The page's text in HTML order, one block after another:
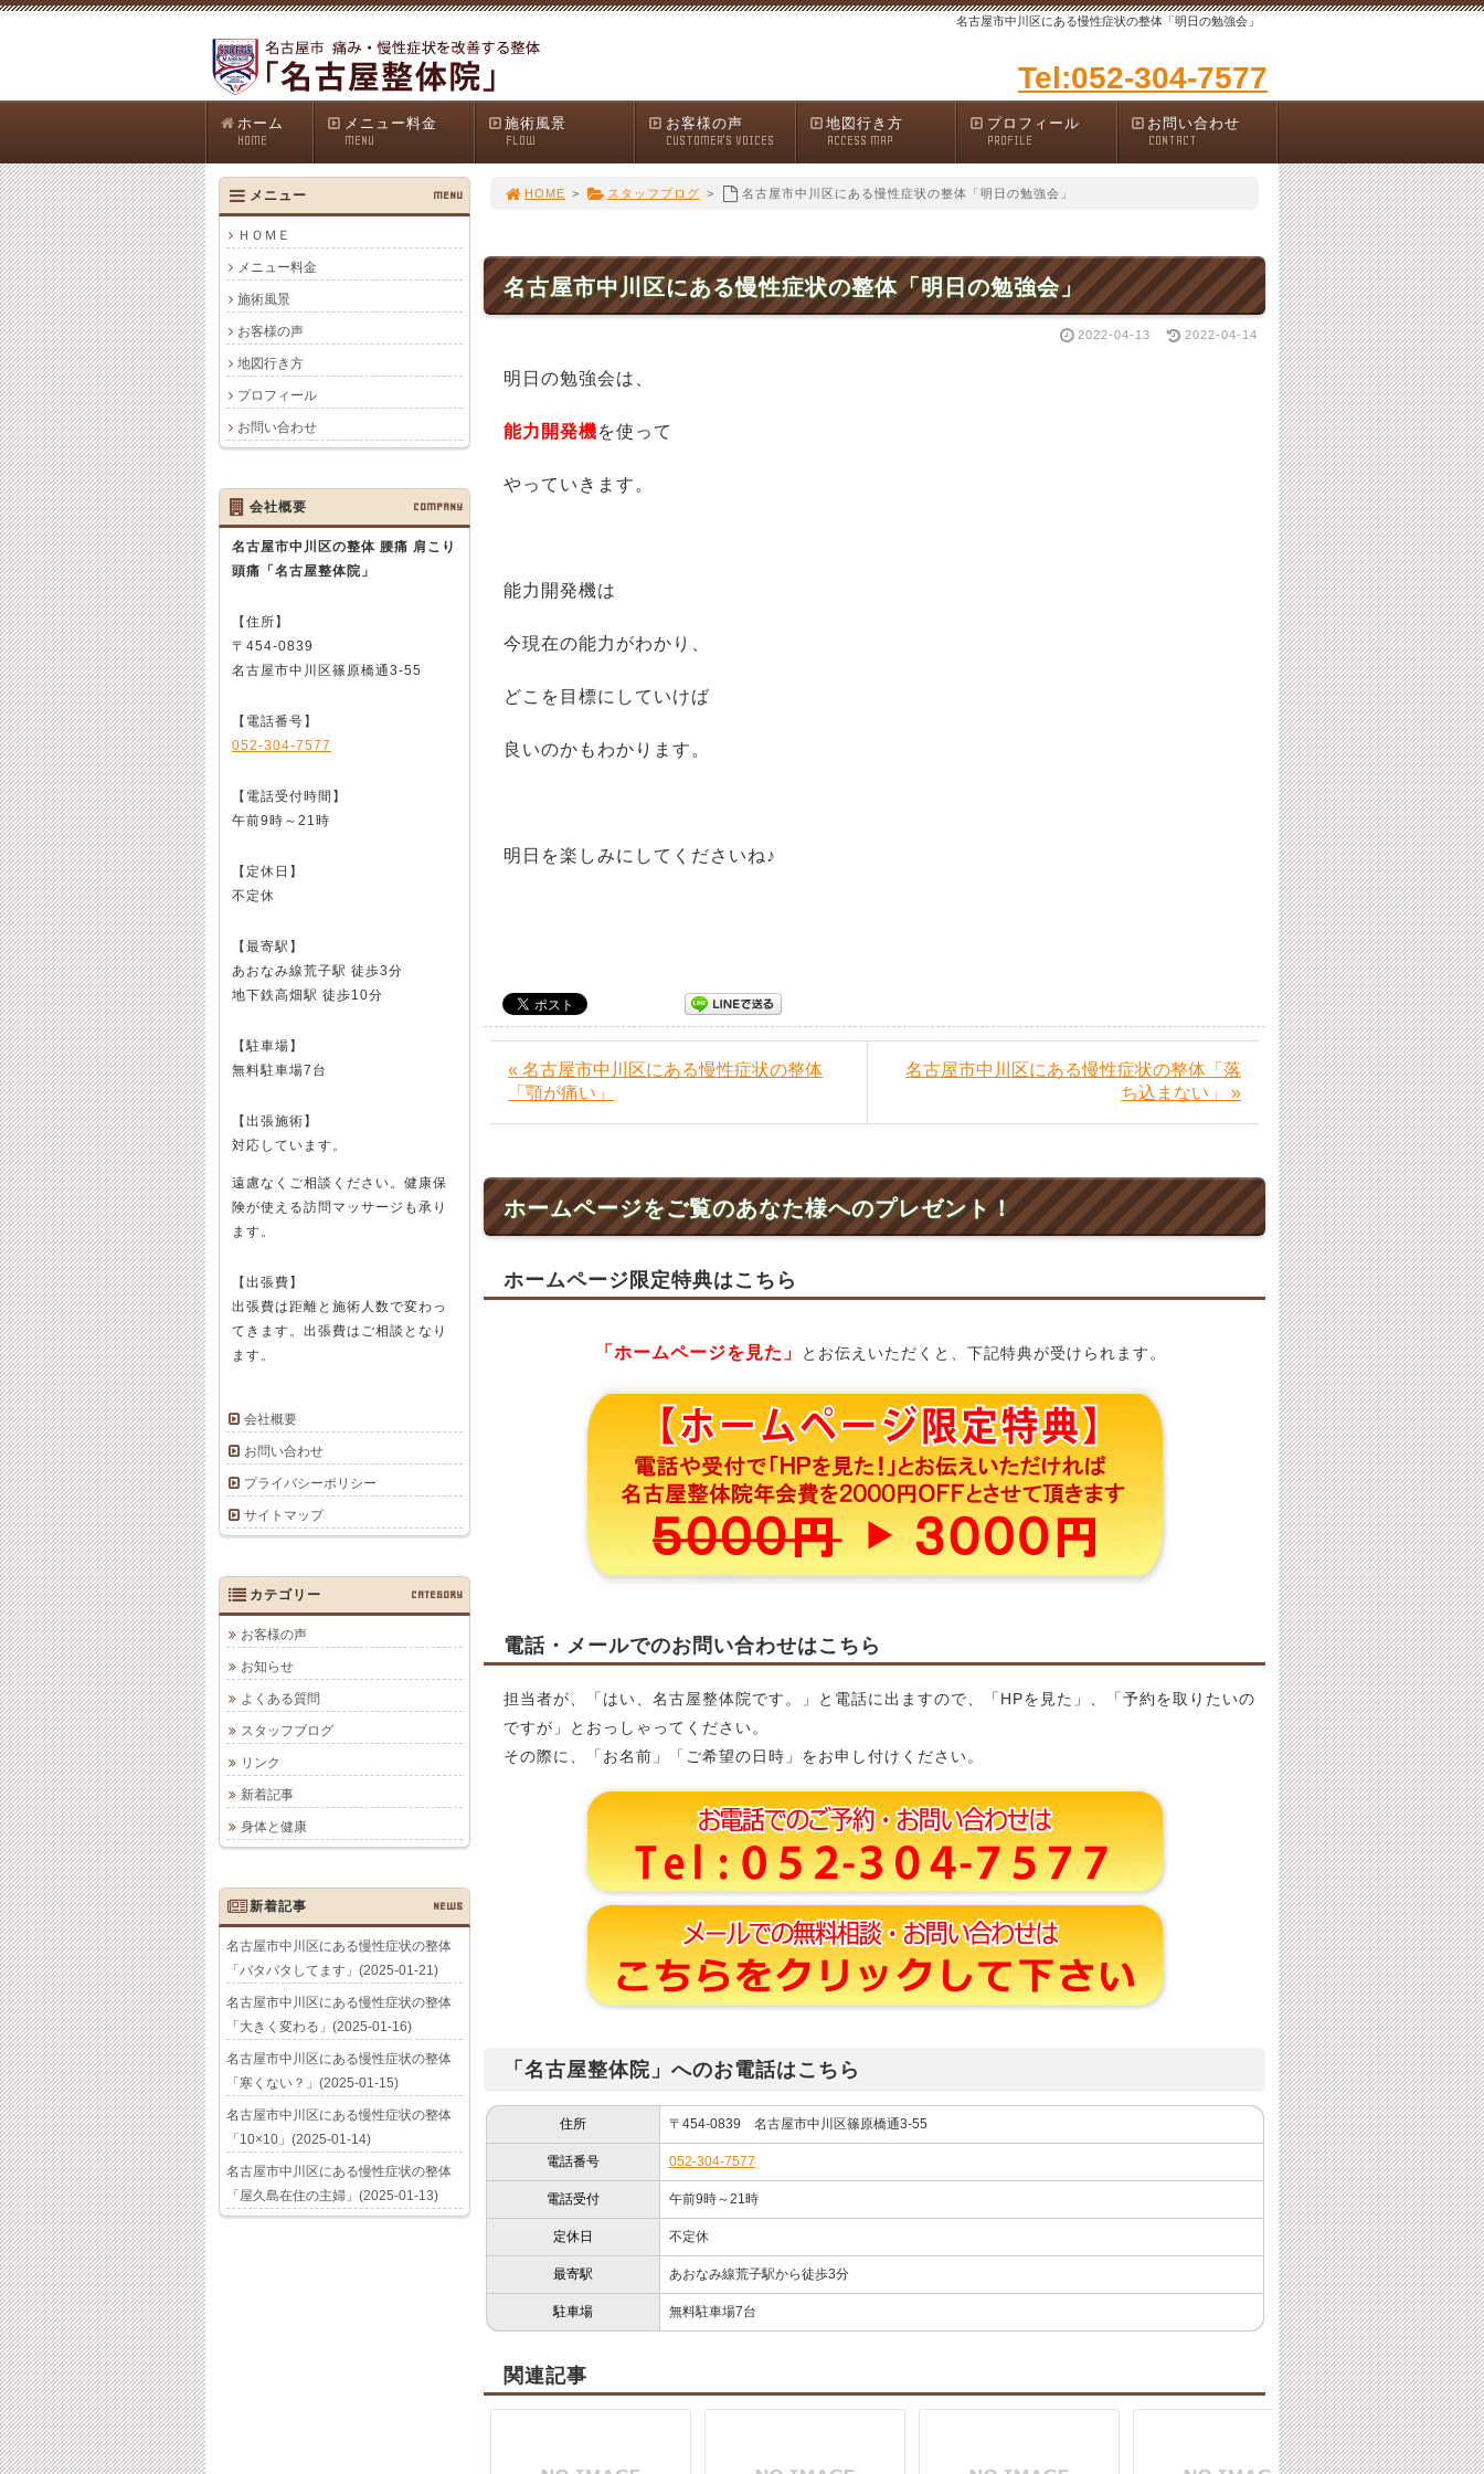
名古屋市中川区にある慢性症状の整体「明日の勉強会」
Tel:052-304-7577
ホーム
HOME
メニュー料金
MENU
施術風景
FLOW
お客様の声
CUSTOMER'S VOICES
地図行き方
ACCESS MAP
プロフィール
PROFILE
お問い合わせ
CONTACT
HOME > スタッフブログ > 名古屋市中川区にある慢性症状の整体「明日の勉強会」
名古屋市中川区にある慢性症状の整体「明日の勉強会」
2022-04-13 2022-04-14
明日の勉強会は、
能力開発機を使って
やっていきます。
能力開発機は
今現在の能力がわかり、
どこを目標にしていけば
良いのかもわかります。
明日を楽しみにしてくださいね♪
« 名古屋市中川区にある慢性症状の整体
「顎が痛い」
名古屋市中川区にある慢性症状の整体「落
ち込まない」 »
ホームページをご覧のあなた様へのプレゼント！
ホームページ限定特典はこちら
「ホームページを見た」 とお伝えいただくと、下記特典が受けられます。
電話・メールでのお問い合わせはこちら
担当者が、「はい、名古屋整体院です。」と電話に出ますので、「HPを見た」、「予約を取りたいの
ですが」とおっしゃってください。
その際に、「お名前」「ご希望の日時」をお申し付けください。
「名古屋整体院」へのお電話はこちら
住所 〒454-0839 名古屋市中川区篠原橋通3-55
電話番号 052-304-7577
電話受付 午前9時～21時
定休日 不定休
最寄駅 あおなみ線荒子駅から徒歩3分
駐車場 無料駐車場7台
関連記事
メニュー MENU
ＨＯＭＥ
メニュー料金
施術風景
お客様の声
地図行き方
プロフィール
お問い合わせ
会社概要 COMPANY
名古屋市中川区の整体 腰痛 肩こり
頭痛 「名古屋整体院」
【住所】
〒454-0839
名古屋市中川区篠原橋通3-55
【電話番号】
052-304-7577
【電話受付時間】
午前9時～21時
【定休日】
不定休
【最寄駅】
あおなみ線荒子駅 徒歩3分
地下鉄高畑駅 徒歩10分
【駐車場】
無料駐車場7台
【出張施術】
対応しています。
遠慮なくご相談ください。健康保
険が使える訪問マッサージも承り
ます。
【出張費】
出張費は距離と施術人数で変わっ
てきます。出張費はご相談となり
ます。
会社概要
お問い合わせ
プライバシーポリシー
サイトマップ
カテゴリー CATEGORY
お客様の声
お知らせ
よくある質問
スタッフブログ
リンク
新着記事
身体と健康
新着記事 NEWS
名古屋市中川区にある慢性症状の整体
「バタバタしてます」(2025-01-21)
名古屋市中川区にある慢性症状の整体
「大きく変わる」(2025-01-16)
名古屋市中川区にある慢性症状の整体
「寒くない？」(2025-01-15)
名古屋市中川区にある慢性症状の整体
「10×10」(2025-01-14)
名古屋市中川区にある慢性症状の整体
「屋久島在住の主婦」(2025-01-13)